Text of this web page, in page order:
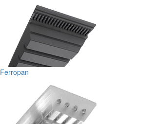
Ferropan